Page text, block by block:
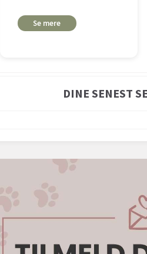
Se mere
DINE SENEST